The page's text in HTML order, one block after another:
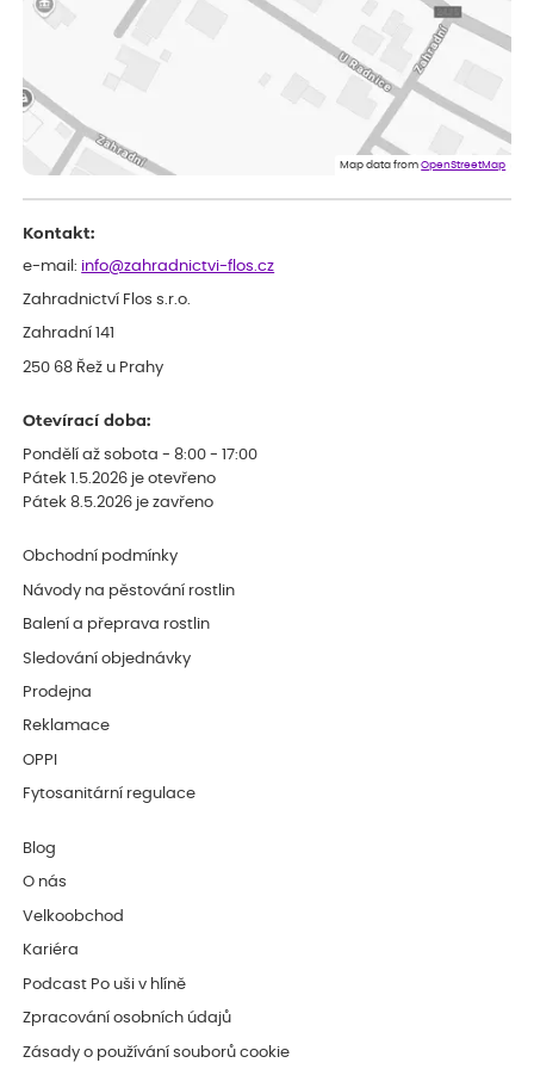
ověřený nákup
Jana
Flos je nejlepší &#129321;
Map data fromOpenStreetMap
Kontakt:
e-mail: info@zahradnictvi-flos.cz
Zahradnictví Flos s.r.o.
Zahradní 141
250 68 Řež u Prahy
Otevírací doba:
Pondělí až sobota - 8:00 - 17:00
Pátek 1.5.2026 je otevřeno
Pátek 8.5.2026 je zavřeno
Obchodní podmínky
Návody na pěstování rostlin
Balení a přeprava rostlin
Sledování objednávky
Prodejna
Reklamace
OPPI
Fytosanitární regulace
Blog
O nás
Velkoobchod
Kariéra
Podcast Po uši v hlíně
Zpracování osobních údajů
Zásady o používání souborů cookie